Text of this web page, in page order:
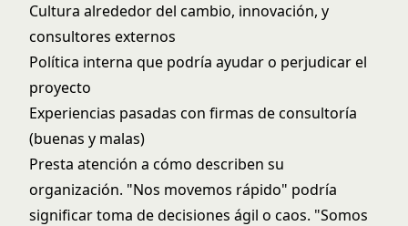
Cultura alrededor del cambio, innovación, y
consultores externos
Política interna que podría ayudar o perjudicar el
proyecto
Experiencias pasadas con firmas de consultoría
(buenas y malas)
Presta atención a cómo describen su
organización. "Nos movemos rápido" podría
significar toma de decisiones ágil o caos. "Somos